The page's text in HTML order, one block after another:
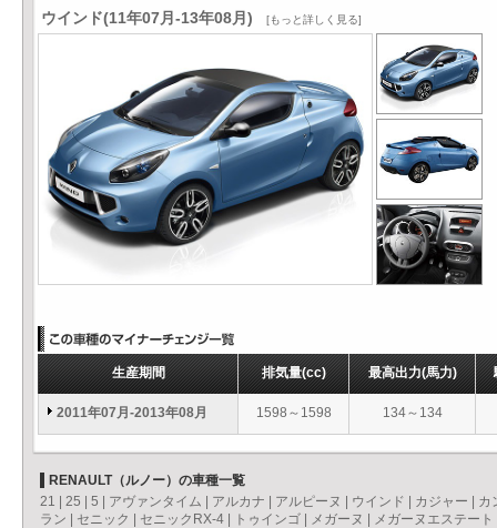
ウインド(11年07月-13年08月) [もっと詳しく見る]
生産期間 排気量(cc) 最高出力(馬力)
2011年07月-2013年08月 1598～1598 134～134
RENAULT（ルノー）の車種一覧
21
25 5 アヴァンタイム アルカナ アルピーヌ ウインド カジャー
カ
ラン
セニック セニックRX-4 トゥインゴ メガーヌ メガーヌエステート